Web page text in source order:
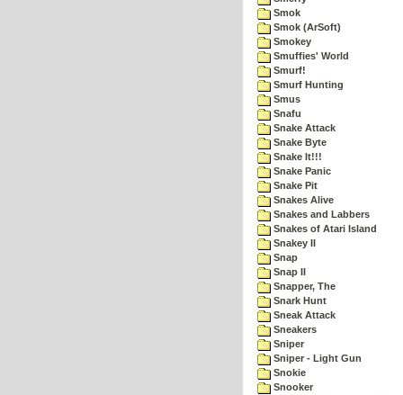
Smok
Smok (ArSoft)
Smokey
Smuffies' World
Smurf!
Smurf Hunting
Smus
Snafu
Snake Attack
Snake Byte
Snake It!!!
Snake Panic
Snake Pit
Snakes Alive
Snakes and Labbers
Snakes of Atari Island
Snakey II
Snap
Snap II
Snapper, The
Snark Hunt
Sneak Attack
Sneakers
Sniper
Sniper - Light Gun
Snokie
Snooker